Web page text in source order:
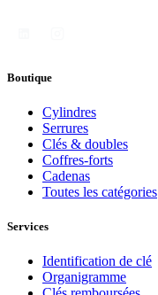
Boutique
Cylindres
Serrures
Clés & doubles
Coffres-forts
Cadenas
Toutes les catégories
Services
Identification de clé
Organigramme